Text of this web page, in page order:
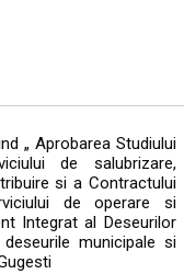
„ Aprobarea Studiului
de salubrizare,
si a Contractului
de operare si
Integrat al Deseurilor
municipale si